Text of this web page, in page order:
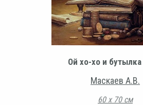
Ой хо-хо и
Маскаев А.В.
60 х 70 см